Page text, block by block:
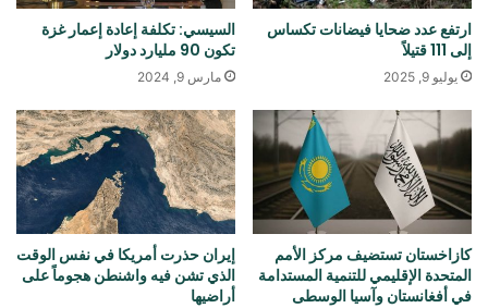
ارتفع عدد ضحايا فيضانات تكساس
إلى 111 قتيلاً
يوليو 9, 2025
السيسي: تكلفة إعادة إعمار غزة
تکون 90 مليارد دولار
مارس 9, 2024
كازاخستان تستضيف مركز الأمم
المتحدة الإقليمي للتنمية المستدامة
في أفغانستان وآسيا الوسطى
إيران حذرت أمريكا في نفس الوقت
الذي تشن فيه واشنطن هجوماً على
أراضيها